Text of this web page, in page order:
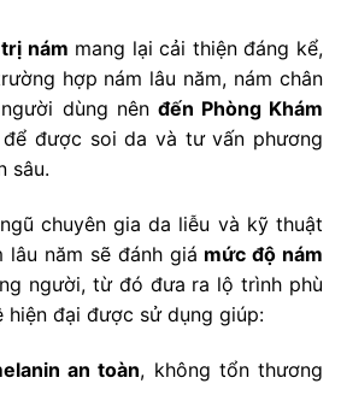
nám mang lại cải thiện đáng kể,
hợp nám lâu năm, nám chân
dùng nên đến Phòng Khám
để được soi da và tư vấn phương
sâu.
chuyên gia da liễu và kỹ thuật
lâu năm sẽ đánh giá mức độ nám
người, từ đó đưa ra lộ trình phù
hiện đại được sử dụng giúp:
an toàn, không tổn thương